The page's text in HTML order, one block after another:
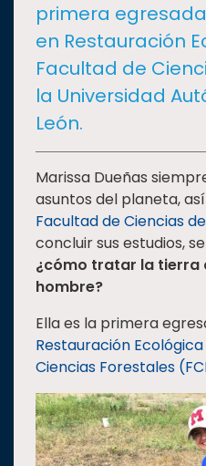
I+D+IEXPERTOS
SALUD
SUSTENTABILIDAD
TEMAS
Oferta
educativa
Rectoría
Investigación
Internacionalización
Responsabilidad
social
primera
en Restauración
Facultad de
la Universidad
León.
Marissa Dueñas
asuntos del planeta,
Facultad de Ciencias
concluir sus estudios,
¿cómo tratar la tierra
hombre?
Ella es la primera
Restauración Ecológica
Ciencias Forestales